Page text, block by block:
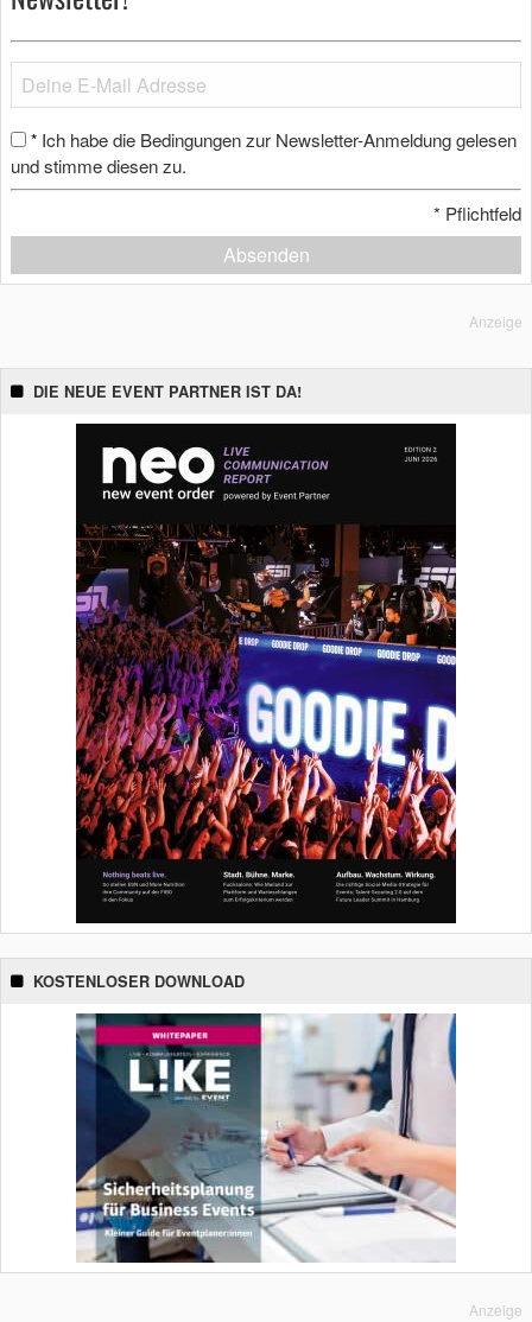
* Ich habe die Bedingungen zur Newsletter-Anmeldung gelesen
und stimme diesen zu.
* Pflichtfeld
Absenden
Anzeige
DIE NEUE EVENT PARTNER IST DA!
KOSTENLOSER DOWNLOAD
Anzeige